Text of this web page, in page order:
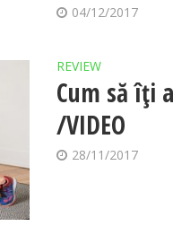
04/12/2017
REVIEW
Cum să îți
/VIDEO
28/11/2017